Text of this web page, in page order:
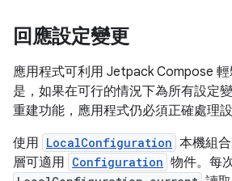
回應設定變更
應用程式可利用 Jetpack Compose
是，如果在可行的情況下為所有設定
重建功能，應用程式仍必須正確處理設
使用 LocalConfiguration 本機組
層可適用 Configuration 物件。每